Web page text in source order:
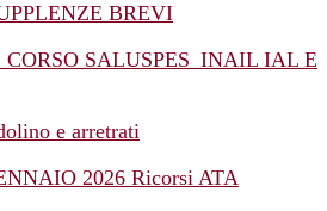
BREVI
SALUSPES_INAIL IAL E
e arretrati
2026 Ricorsi ATA